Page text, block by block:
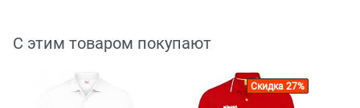
С этим товаром покупают
Скидка 27%